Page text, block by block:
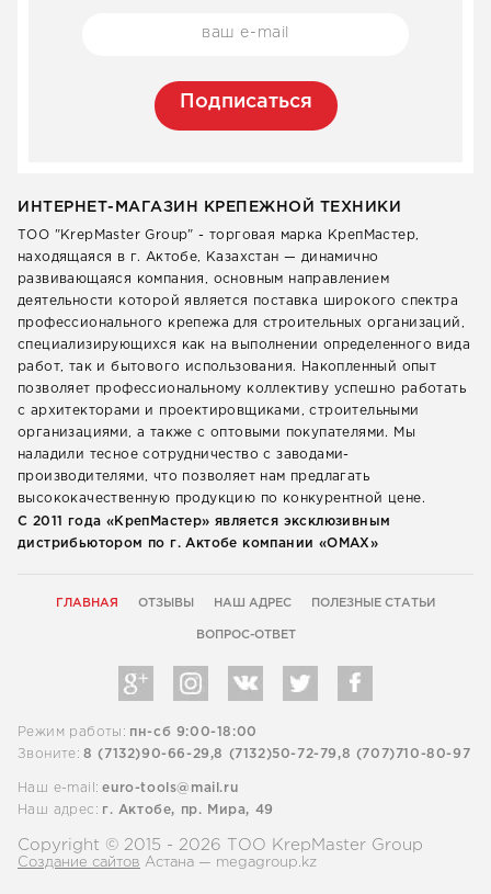
Подписаться
ИНТЕРНЕТ-МАГАЗИН КРЕПЕЖНОЙ ТЕХНИКИ
ТОО "KrepMaster Group" - торговая марка КрепМастер,
находящаяся в г. Актобе, Казахстан — динамично
развивающаяся компания, основным направлением
деятельности которой является поставка широкого спектра
профессионального крепежа для строительных организаций,
специализирующихся как на выполнении определенного вида
работ, так и бытового использования. Накопленный опыт
позволяет профессиональному коллективу успешно работать
с архитекторами и проектировщиками, строительными
организациями, а также с оптовыми покупателями. Мы
наладили тесное сотрудничество с заводами-
производителями, что позволяет нам предлагать
высококачественную продукцию по конкурентной цене.
С 2011 года «КрепМастер» является эксклюзивным
дистрибьютором по г. Актобе компании «ОМАХ»
ГЛАВНАЯ ОТЗЫВЫ НАШ АДРЕС ПОЛЕЗНЫЕ СТАТЬИ
ВОПРОС-ОТВЕТ
Режим работы: пн-сб 9:00-18:00
Наш e-mail: euro-tools@mail.ru
Звоните: 8 (7132)90-66-29,8 (7132)50-72-79,8 (707)710-80-97
Наш адрес: г. Актобе, пр. Мира, 49
Copyright © 2015 - 2026 ТОО KrepMaster Group
Создание сайтов Астана — megagroup.kz